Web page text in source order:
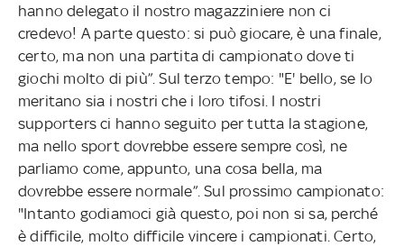
hanno delegato il nostro magazziniere non ci
credevo! A parte questo: si può giocare, è una finale,
certo, ma non una partita di campionato dove ti
giochi molto di più”. Sul terzo tempo: "E' bello, se lo
meritano sia i nostri che i loro tifosi. I nostri
supporters ci hanno seguito per tutta la stagione,
ma nello sport dovrebbe essere sempre così, ne
parliamo come, appunto, una cosa bella, ma
dovrebbe essere normale”. Sul prossimo campionato:
"Intanto godiamoci già questo, poi non si sa, perché
è difficile, molto difficile vincere i campionati. Certo,